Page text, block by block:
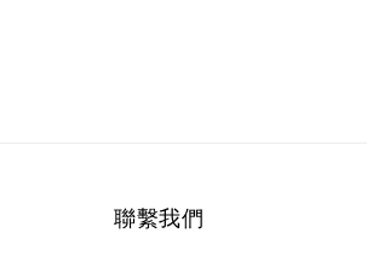
聯繫我們